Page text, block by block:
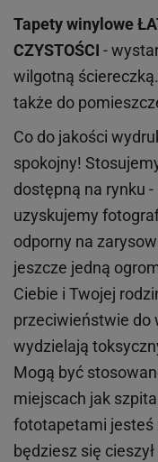
Tapety winylowe
CZYSTOŚCI -
wilgotną
także do
Co do jakości
spokojny!
dostępną na rynku
uzyskujemy
odporny na
jeszcze jedną
Ciebie i Twojej
przeciwieństwie do
wydzielają
Mogą być
miejscach jak
fototapetami jesteś
będziesz się